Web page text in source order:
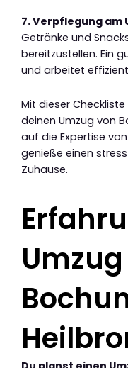
7. Verpflegung am
Getränke und
bereitzustellen. Ein
und arbeitet
Mit dieser
deinen Umzug von
auf die Expertise
genieße einen
Zuhause.